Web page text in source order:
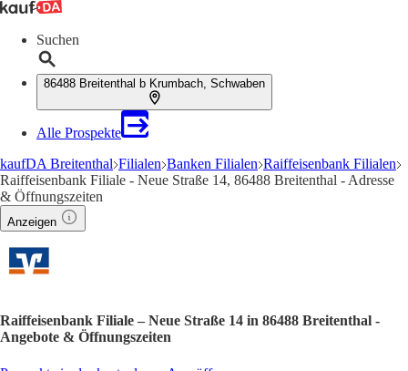
Suchen
86488 Breitenthal b Krumbach, Schwaben
Alle Prospekte
kaufDA Breitenthal Filialen Banken Filialen Raiffeisenbank Filialen
Raiffeisenbank Filiale - Neue Straße 14, 86488 Breitenthal - Adresse
& Öffnungszeiten
Anzeigen
Raiffeisenbank Filiale – Neue Straße 14 in 86488 Breitenthal -
Angebote & Öffnungszeiten